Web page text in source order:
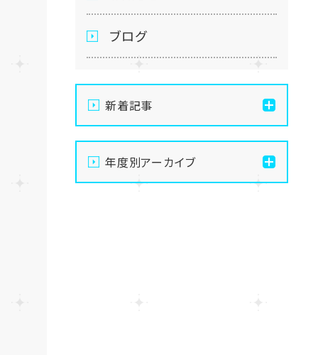
ブログ
新着記事
通信制高校の学習風景
年度別アーカイブ